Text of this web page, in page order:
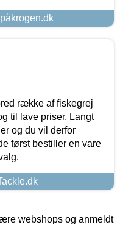
række af fiskegrej
til lave priser. Langt
og du vil derfor
først bestiller en vare
webshops og anmeldt